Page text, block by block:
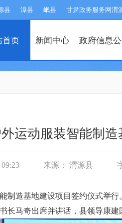
县 漳县 岷县 甘肃政务服务网渭
首页 新闻中心 政府信息
运动服装智能制
来源： 渭源县
制造基地建设项目签约仪式举
长马奇出席并讲话，县领导康建